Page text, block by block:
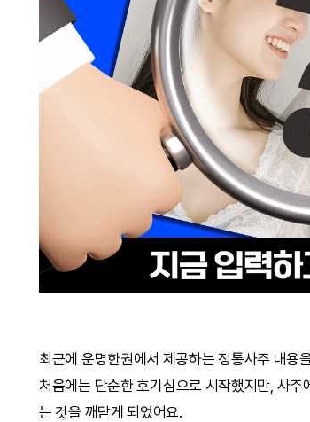
최근에 운명한권에서 제공하는정통사주 내용
처음에는 단순한 호기심으로 시작했지만, 사
는 것을 깨닫게 되었어요.